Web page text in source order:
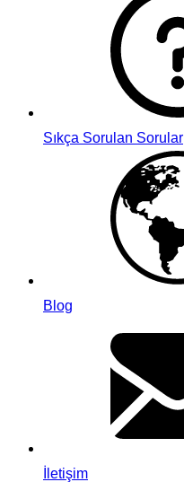
Sıkça Sorulan Sorular
Blog
İletişim